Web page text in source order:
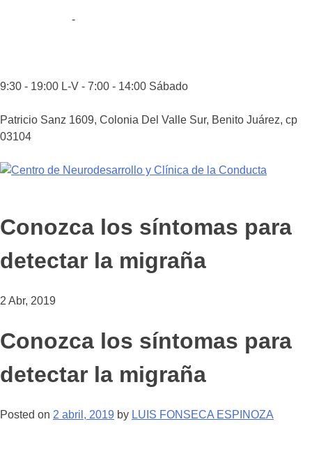
-
9:30 - 19:00 L-V - 7:00 - 14:00 Sábado
Patricio Sanz 1609, Colonia Del Valle Sur, Benito Juárez, cp
03104
Conozca los síntomas para
detectar la migraña
2 Abr, 2019
Conozca los síntomas para
detectar la migraña
Posted on 2 abril, 2019 by LUIS FONSECA ESPINOZA